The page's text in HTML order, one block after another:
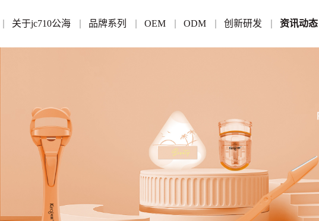
关于jc710公海 品牌系列 OEM ODM 创新研发 资讯动态